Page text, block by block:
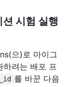
시험 실행
으)로 마이그
하려는 배포 프
를 바꾼 다음